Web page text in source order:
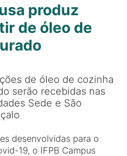
produz
de óleo de
de óleo de cozinha
serão recebidas nas
Sede e São
desenvolvidas para o
19, o IFPB Campus